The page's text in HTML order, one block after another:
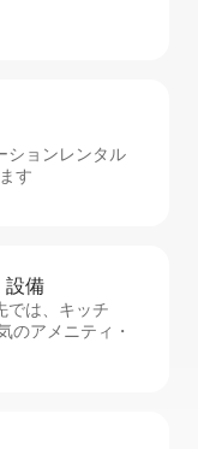
ションレンタル
す
設⁠備
では、キッチ
のアメニティ・